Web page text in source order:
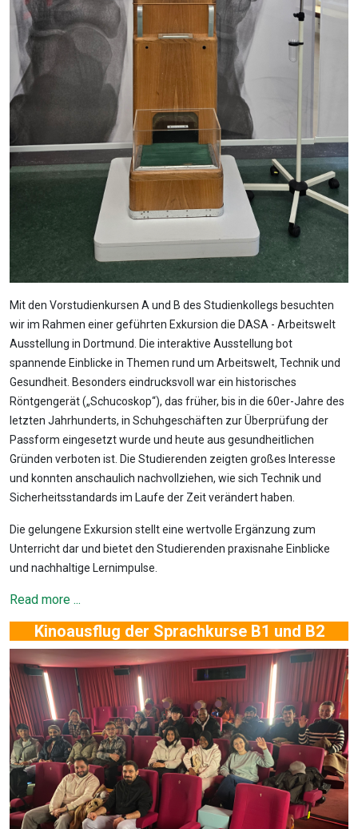
Mit den Vorstudienkursen A und B des Studienkollegs besuchten
wir im Rahmen einer geführten Exkursion die DASA - Arbeitswelt
Ausstellung in Dortmund. Die interaktive Ausstellung bot
spannende Einblicke in Themen rund um Arbeitswelt, Technik und
Gesundheit. Besonders eindrucksvoll war ein historisches
Röntgengerät („Schucoskop“), das früher, bis in die 60er-Jahre des
letzten Jahrhunderts, in Schuhgeschäften zur Überprüfung der
Passform eingesetzt wurde und heute aus gesundheitlichen
Gründen verboten ist. Die Studierenden zeigten großes Interesse
und konnten anschaulich nachvollziehen, wie sich Technik und
Sicherheitsstandards im Laufe der Zeit verändert haben.
Die gelungene Exkursion stellt eine wertvolle Ergänzung zum
Unterricht dar und bietet den Studierenden praxisnahe Einblicke
und nachhaltige Lernimpulse.
Read more ...
Kinoausflug der Sprachkurse B1 und B2